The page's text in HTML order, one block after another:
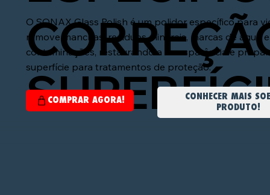
O SONAX Glass Polish é um polidor específico para
remove manchas, resíduos minerais, marcas de água
contaminações, restaurando a transparência e
superfície para tratamentos de proteção.
CONHECER MAIS
PRODUTO!